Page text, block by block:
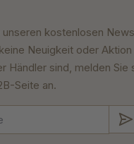
unseren kostenlosen
Neuigkeit oder Aktion
Händler sind, melden Sie
Seite an.